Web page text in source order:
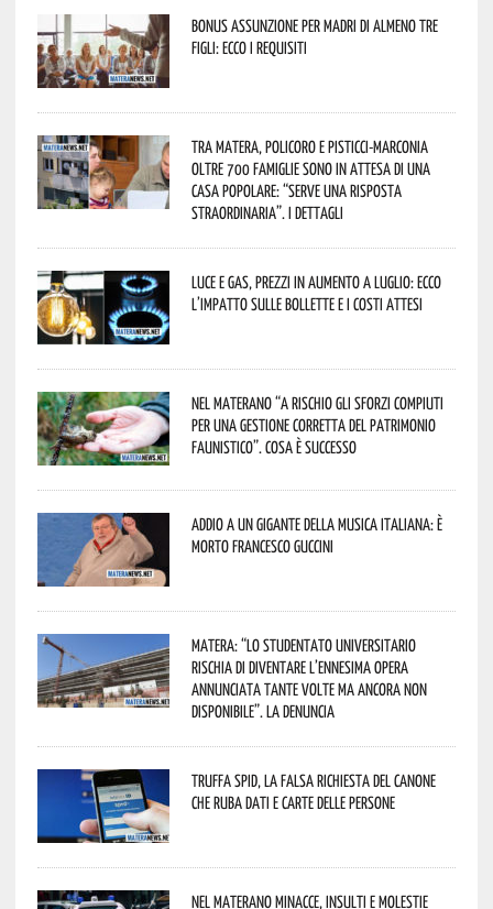
Bonus assunzione per madri di almeno tre
figli: ecco i requisiti
Tra Matera, Policoro e Pisticci-Marconia
oltre 700 famiglie sono in attesa di una
casa popolare: “serve una risposta
straordinaria”. I dettagli
Luce e gas, prezzi in aumento a luglio: ecco
l’impatto sulle bollette e i costi attesi
Nel materano “a rischio gli sforzi compiuti
per una gestione corretta del patrimonio
faunistico”. Cosa è successo
Addio a un gigante della musica italiana: è
morto Francesco Guccini
Matera: “Lo studentato universitario
rischia di diventare l’ennesima opera
annunciata tante volte ma ancora non
disponibile”. La denuncia
Truffa Spid, la falsa richiesta del canone
che ruba dati e carte delle persone
Nel materano minacce, insulti e molestie